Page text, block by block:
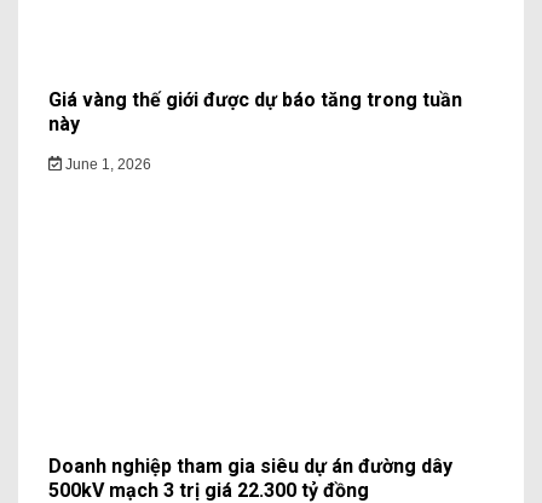
Giá vàng thế giới được dự báo tăng trong tuần
này
June 1, 2026
Doanh nghiệp tham gia siêu dự án đường dây
500kV mạch 3 trị giá 22.300 tỷ đồng